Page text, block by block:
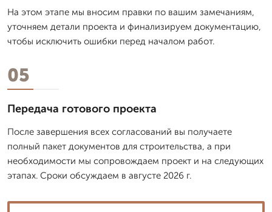
На этом этапе мы вносим правки по вашим замечаниям,
уточняем детали проекта и финализируем документацию,
чтобы исключить ошибки перед началом работ.
05
Передача готового проекта
После завершения всех согласований вы получаете
полный пакет документов для строительства, а при
необходимости мы сопровождаем проект и на следующих
этапах. Сроки обсуждаем в августе 2026 г.